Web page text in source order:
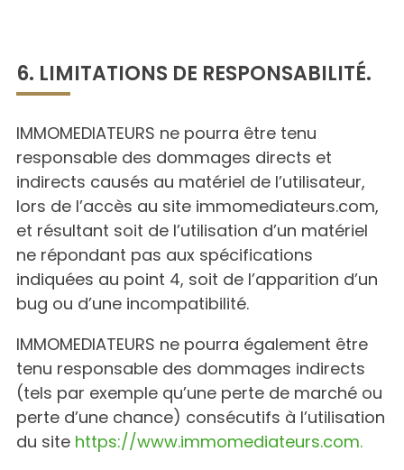
6. LIMITATIONS DE RESPONSABILITÉ.
IMMOMEDIATEURS ne pourra être tenu
responsable des dommages directs et
indirects causés au matériel de l’utilisateur,
lors de l’accès au site immomediateurs.com,
et résultant soit de l’utilisation d’un matériel
ne répondant pas aux spécifications
indiquées au point 4, soit de l’apparition d’un
bug ou d’une incompatibilité.
IMMOMEDIATEURS ne pourra également être
tenu responsable des dommages indirects
(tels par exemple qu’une perte de marché ou
perte d’une chance) consécutifs à l’utilisation
du site https://www.immomediateurs.com.